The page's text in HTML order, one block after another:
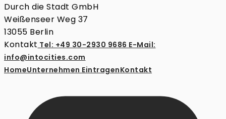
Durch die Stadt GmbH
Weißenseer Weg 37
13055 Berlin
Kontakt Tel: +49 30-2930 9686 E-Mail:
info@intocities.com
HomeUnternehmen EintragenKontakt